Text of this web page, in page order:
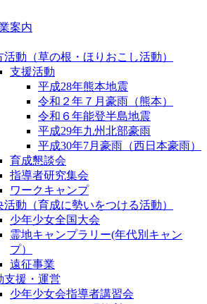
案内
活動（草の根・ほりおこし活動）
支援活動
平成28年熊本地震
令和２年７月豪雨（熊本）
令和６年能登半島地震
平成29年九州北部豪雨
平成30年7月豪雨（西日本豪雨）
育成懇談会
指導者研究集会
ワークキャンプ
活動（育成に勢いをつける活動）
少年少女全国大会
霊地キャンプラリー(年代別キャン
プ）
遠征事業
支援・運営
少年少女会指導者講習会